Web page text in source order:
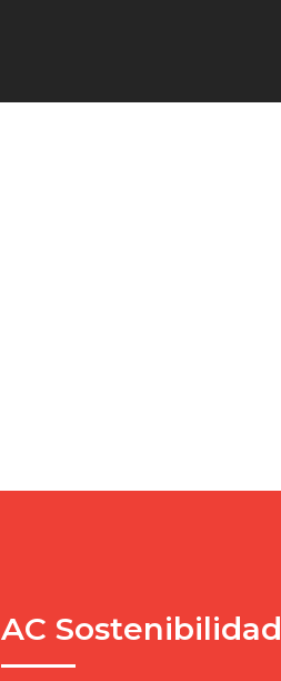
AC Sostenibilidad